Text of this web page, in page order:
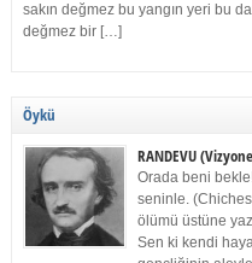
sakın değmez bu yangın yeri bu
değmez bir […]
Öykü
RANDEVU
Orada beni
seninle.
ölümü üstüne
Sen ki kendi